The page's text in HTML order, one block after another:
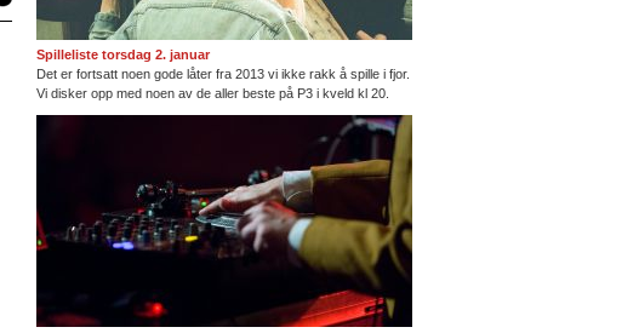
Spilleliste torsdag 2. januar
Det er fortsatt noen gode låter fra 2013 vi ikke rakk å spille i fjor.
Vi disker opp med noen av de aller beste på P3 i kveld kl 20.